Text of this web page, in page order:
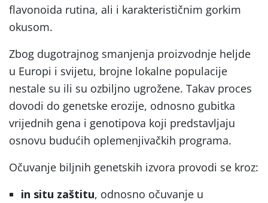
flavonoida rutina, ali i karakterističnim gorkim
okusom.
Zbog dugotrajnog smanjenja proizvodnje heljde
u Europi i svijetu, brojne lokalne populacije
nestale su ili su ozbiljno ugrožene. Takav proces
dovodi do genetske erozije, odnosno gubitka
vrijednih gena i genotipova koji predstavljaju
osnovu budućih oplemenjivačkih programa.
Očuvanje biljnih genetskih izvora provodi se kroz:
in situ zaštitu, odnosno očuvanje u